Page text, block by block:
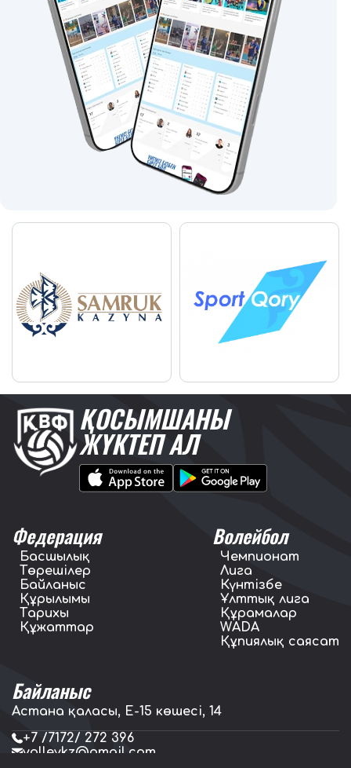
ҚОСЫМШАНЫ
ЖҮКТЕП АЛ
Федерация
Басшылық
Төрешілер
Байланыс
Құрылымы
Тарихы
Құжаттар
Волейбол
Чемпионат
Лига
Күнтізбе
Ұлттық лига
Құрамалар
WADA
Құпиялық саясат
Байланыс
Астана қаласы, E-15 көшесі, 14
+7 /7172/ 272 396
volleykz@gmail.com